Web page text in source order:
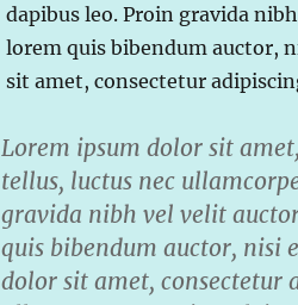
dapibus leo. Proin gravida
lorem quis bibendum auctor,
sit amet, consectetur
Lorem ipsum dolor sit
tellus, luctus nec
gravida nibh vel velit
quis bibendum auctor, nisi
dolor sit amet, consectetur